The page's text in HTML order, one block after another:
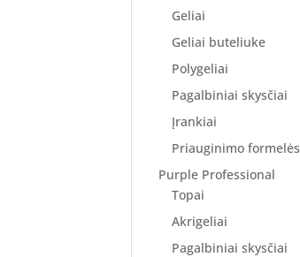
Geliai
Geliai buteliuke
Polygeliai
Pagalbiniai skysčiai
Įrankiai
Priauginimo formelės
Purple Professional
Topai
Akrigeliai
Pagalbiniai skysčiai